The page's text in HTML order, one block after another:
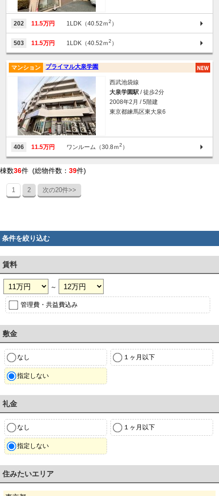
202 11.5万円 1LDK（40.52ｍ2 ）
503 11.5万円 1LDK（40.52ｍ2 ）
プライマル大泉学園
マンション
西武池袋線
大泉学園駅 / 徒歩2分
2008年2月 / 5階建
東京都練馬区東大泉6
406 11.5万円 ワンルーム（30.8ｍ2 ）
棟数36件 (総物件数： 39件)
1 2 次の20件>>
条件を絞り込む
賃料
～
管理費・共益費込み
敷金
なし １ヶ月以下
指定しない
礼金
なし １ヶ月以下
指定しない
住みたいエリア